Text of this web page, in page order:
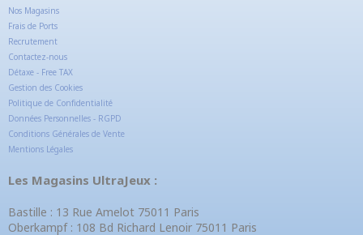
Nos Magasins
Frais de Ports
Recrutement
Contactez-nous
Détaxe - Free TAX
Gestion des Cookies
Politique de Confidentialité
Données Personnelles - RGPD
Conditions Générales de Vente
Mentions Légales
Les Magasins UltraJeux :
Bastille : 13 Rue Amelot 75011 Paris
Oberkampf : 108 Bd Richard Lenoir 75011 Paris